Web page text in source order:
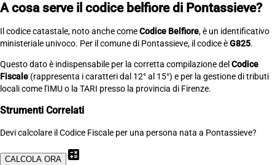
A cosa serve il codice belfiore di Pontassieve?
Il codice catastale, noto anche comeCodice Belfiore, è un identificativo
ministeriale univoco. Per il comune di Pontassieve, il codice èG825.
Questo dato è indispensabile per la corretta compilazione del Codice
Fiscale (rappresenta i caratteri dal 12° al 15°) e per la gestione di tributi
locali come l'IMU o la TARI presso la provincia di Firenze.
Strumenti Correlati
Devi calcolare il Codice Fiscale per una persona nata a Pontassieve?
CALCOLA ORA calculate